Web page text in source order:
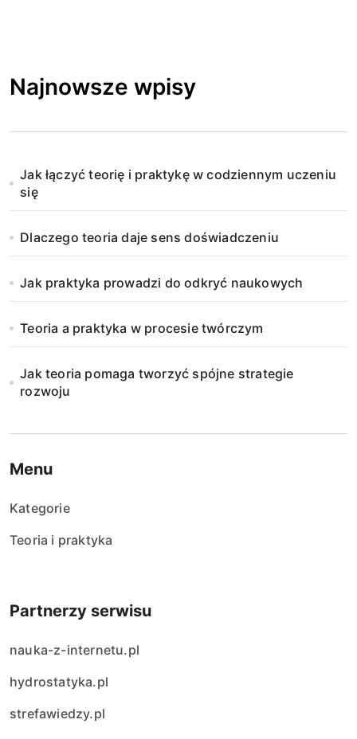
Najnowsze wpisy
Jak łączyć teorię i praktykę w codziennym uczeniu
się
Dlaczego teoria daje sens doświadczeniu
Jak praktyka prowadzi do odkryć naukowych
Teoria a praktyka w procesie twórczym
Jak teoria pomaga tworzyć spójne strategie
rozwoju
Menu
Kategorie
Teoria i praktyka
Partnerzy serwisu
nauka-z-internetu.pl
hydrostatyka.pl
strefawiedzy.pl